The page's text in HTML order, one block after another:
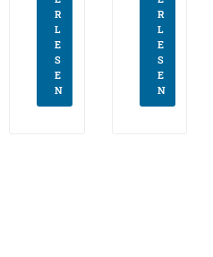
R
L
E
S
E
N
R
L
E
S
E
N